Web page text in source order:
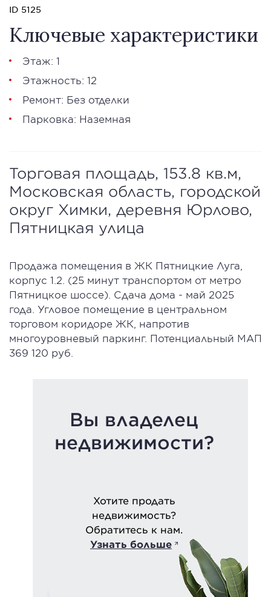
ID 5125
Ключевые характеристики
Этаж: 1
Этажность: 12
Ремонт: Без отделки
Парковка: Наземная
Торговая площадь, 153.8 кв.м,
Московская область, городской
округ Химки, деревня Юрлово,
Пятницкая улица
Продажа помещения в ЖК Пятницкие Луга,
корпус 1.2. (25 минут транспортом от метро
Пятницкое шоссе). Сдача дома - май 2025
года. Угловое помещение в центральном
торговом коридоре ЖК, напротив
многоуровневый паркинг. Потенциальный МАП
369 120 руб.
Вы владелец
недвижимости?
Хотите продать
недвижимость?
Обратитесь к нам.
Узнать больше